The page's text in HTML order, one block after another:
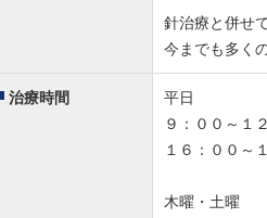
針治療と併せ
今までも多く
治療時間
平日
９：００～１
１６：００～
木曜・土曜